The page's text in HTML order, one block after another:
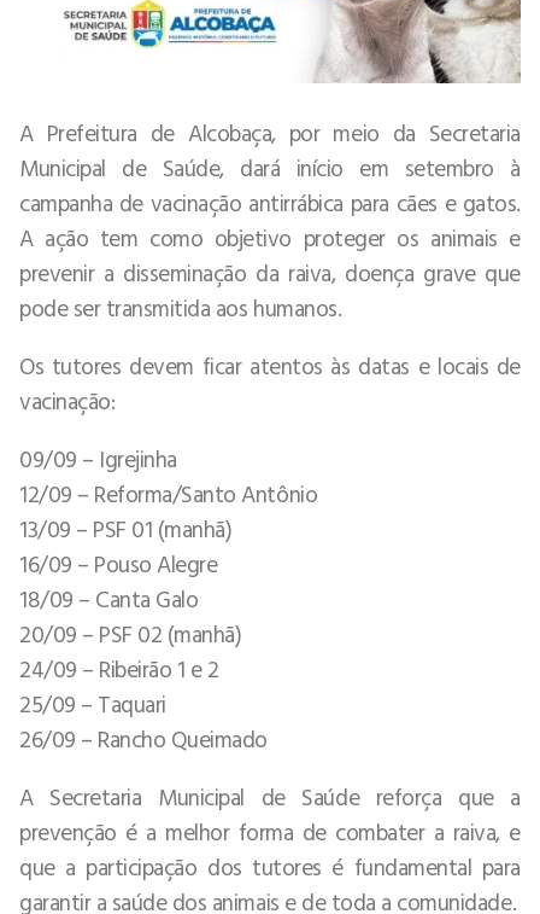
A Prefeitura de Alcobaça, por meio da Secretaria
Municipal de Saúde, dará início em setembro à
campanha de vacinação antirrábica para cães e gatos.
A ação tem como objetivo proteger os animais e
prevenir a disseminação da raiva, doença grave que
pode ser transmitida aos humanos.
Os tutores devem ficar atentos às datas e locais de
vacinação:
09/09 – Igrejinha
12/09 – Reforma/Santo Antônio
13/09 – PSF 01 (manhã)
16/09 – Pouso Alegre
18/09 – Canta Galo
20/09 – PSF 02 (manhã)
24/09 – Ribeirão 1 e 2
25/09 – Taquari
26/09 – Rancho Queimado
A Secretaria Municipal de Saúde reforça que a
prevenção é a melhor forma de combater a raiva, e
que a participação dos tutores é fundamental para
garantir a saúde dos animais e de toda a comunidade.